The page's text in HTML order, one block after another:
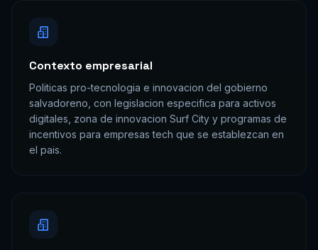
Contexto empresarial
Politicas pro-tecnologia e innovacion del gobierno
salvadoreno, con legislacion especifica para activos
digitales, zona de innovacion Surf City y programas de
incentivos para empresas tech que se establezcan en
el pais.